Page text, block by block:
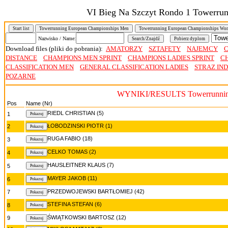
VI Bieg Na Szczyt Rondo 1
Start list Towerrunning European Championships Men Towerrunning European Championships
Nazwisko / Name:
Download files (pliki do pobrania): AMATORZY SZTAFETY NAJEMCY
DISTANCE
CHAMPIONS MEN SPRINT CHAMPIONS LADIES SPRINT
CLASSIFICATION MEN
GENERAL CLASSIFICATION LADIES
STRAZ
POZARNE
WYNIKI/RESULTS
Pos
Name (Nr)
1
RIEDL CHRISTIAN (5)
2 ŁOBODZINSKI PIOTR (1)
3 RUGA FABIO (18)
4 CELKO TOMAS (2)
5 HAUSLEITNER KLAUS (7)
6 MAYER JAKOB (11)
7 PRZEDWOJEWSKI BARTŁOMIEJ (42)
8 STEFINA STEFAN (6)
9
ŚWIĄTKOWSKI BARTOSZ (12)